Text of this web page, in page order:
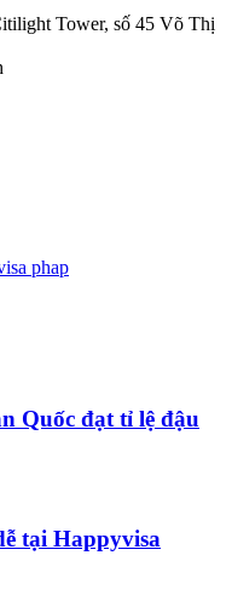
Tower, số 45 Võ Thị
phap
Quốc đạt tỉ lệ đậu
tại Happyvisa